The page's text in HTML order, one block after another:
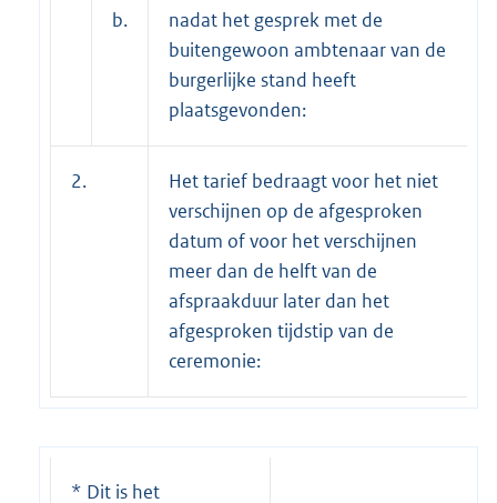
b.
nadat het gesprek met de
buitengewoon ambtenaar van de
burgerlijke stand heeft
plaatsgevonden:
2.
Het tarief bedraagt voor het niet
verschijnen op de afgesproken
datum of voor het verschijnen
meer dan de helft van de
afspraakduur later dan het
afgesproken tijdstip van de
ceremonie:
* Dit is het